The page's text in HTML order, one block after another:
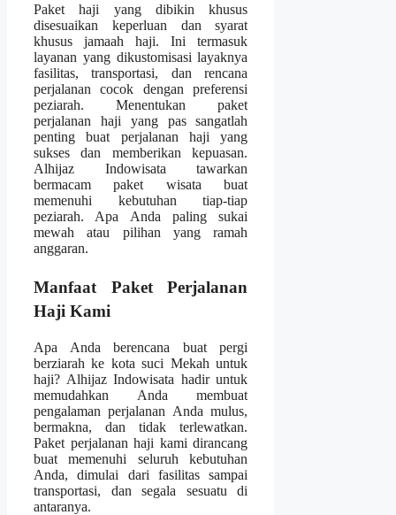
Paket haji yang dibikin khusus
disesuaikan keperluan dan syarat
khusus jamaah haji. Ini termasuk
layanan yang dikustomisasi layaknya
fasilitas, transportasi, dan rencana
perjalanan cocok dengan preferensi
peziarah. Menentukan paket
perjalanan haji yang pas sangatlah
penting buat perjalanan haji yang
sukses dan memberikan kepuasan.
Alhijaz Indowisata tawarkan
bermacam paket wisata buat
memenuhi kebutuhan tiap-tiap
peziarah. Apa Anda paling sukai
mewah atau pilihan yang ramah
anggaran.
Manfaat Paket Perjalanan
Haji Kami
Apa Anda berencana buat pergi
berziarah ke kota suci Mekah untuk
haji? Alhijaz Indowisata hadir untuk
memudahkan Anda membuat
pengalaman perjalanan Anda mulus,
bermakna, dan tidak terlewatkan.
Paket perjalanan haji kami dirancang
buat memenuhi seluruh kebutuhan
Anda, dimulai dari fasilitas sampai
transportasi, dan segala sesuatu di
antaranya.